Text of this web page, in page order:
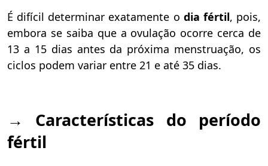
É difícil determinar exatamente o dia fértil, pois,
embora se saiba que a ovulação ocorre cerca de
13 a 15 dias antes da próxima menstruação, os
ciclos podem variar entre 21 e até 35 dias.
→ Características do período
fértil